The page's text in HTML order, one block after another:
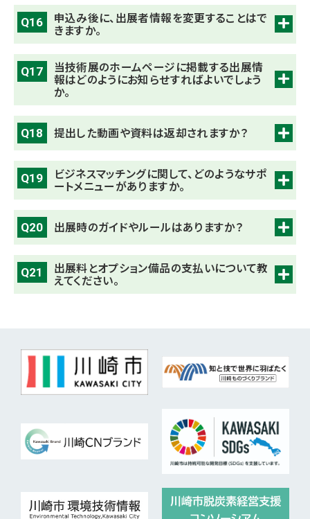
Q16 申込み後に、出展者情報を変更することはで
きますか。
Q17 当技術展のホームページに掲載する出展情
報はどのようにお知らせすればよいでしょう
か。
Q18 提出した動画や資料は返却されますか？
Q19 ビジネスマッチングに関して、どのようなサポ
ートメニューがありますか。
Q20 出展時のガイドやルールはありますか？
Q21 出展料とオプション備品の支払いについて教
えてください。